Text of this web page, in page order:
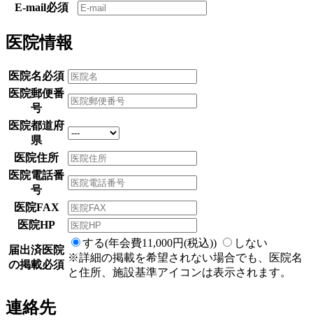
E-mail必須
医院情報
医院名必須
医院郵便番
号
医院都道府
県
医院住所
医院電話番
号
医院FAX
医院HP
届出済医院
の掲載必須
する(年会費11,000円(税込))
しない
※詳細の掲載を希望されない場合でも、医院名
と住所、施設基準アイコンは表示されます。
連絡先